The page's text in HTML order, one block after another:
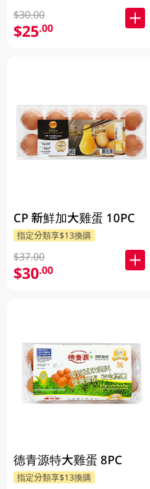
$30.00
$25.00
CP 新鮮加大雞蛋 10PC
指定分類享$13換購
$37.00
$30.00
德青源特大雞蛋 8PC
指定分類享$13換購